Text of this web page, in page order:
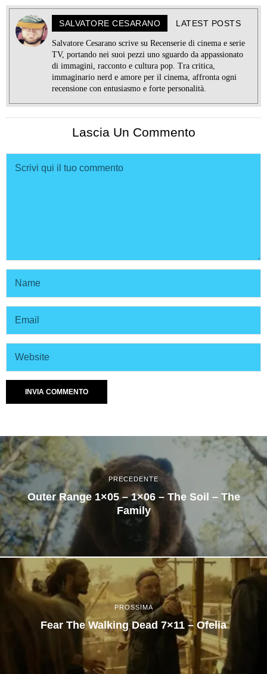
SALVATORE CESARANO LATEST POSTS
Salvatore Cesarano scrive su Recenserie di cinema e serie
TV, portando nei suoi pezzi uno sguardo da appassionato
di immagini, racconto e cultura pop. Tra critica,
immaginario nerd e amore per il cinema, affronta ogni
recensione con entusiasmo e forte personalità.
Lascia Un Commento
PRECEDENTE
Outer Range 1×05 – 1×06 – The Soil – The
Family
PROSSIMA
Fear The Walking Dead 7×11 – Ofelia